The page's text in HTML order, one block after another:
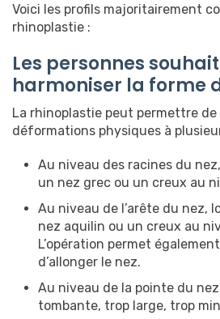
Voici les profils majoritairement
rhinoplastie :
Les personnes
harmoniser la forme
La rhinoplastie peut permettre
déformations physiques à
Au niveau des racines du
un nez grec ou un creux au
Au niveau de l’arête du nez,
nez aquilin ou un creux au
L’opération permet
d’allonger le nez.
Au niveau de la pointe du
tombante, trop large, trop